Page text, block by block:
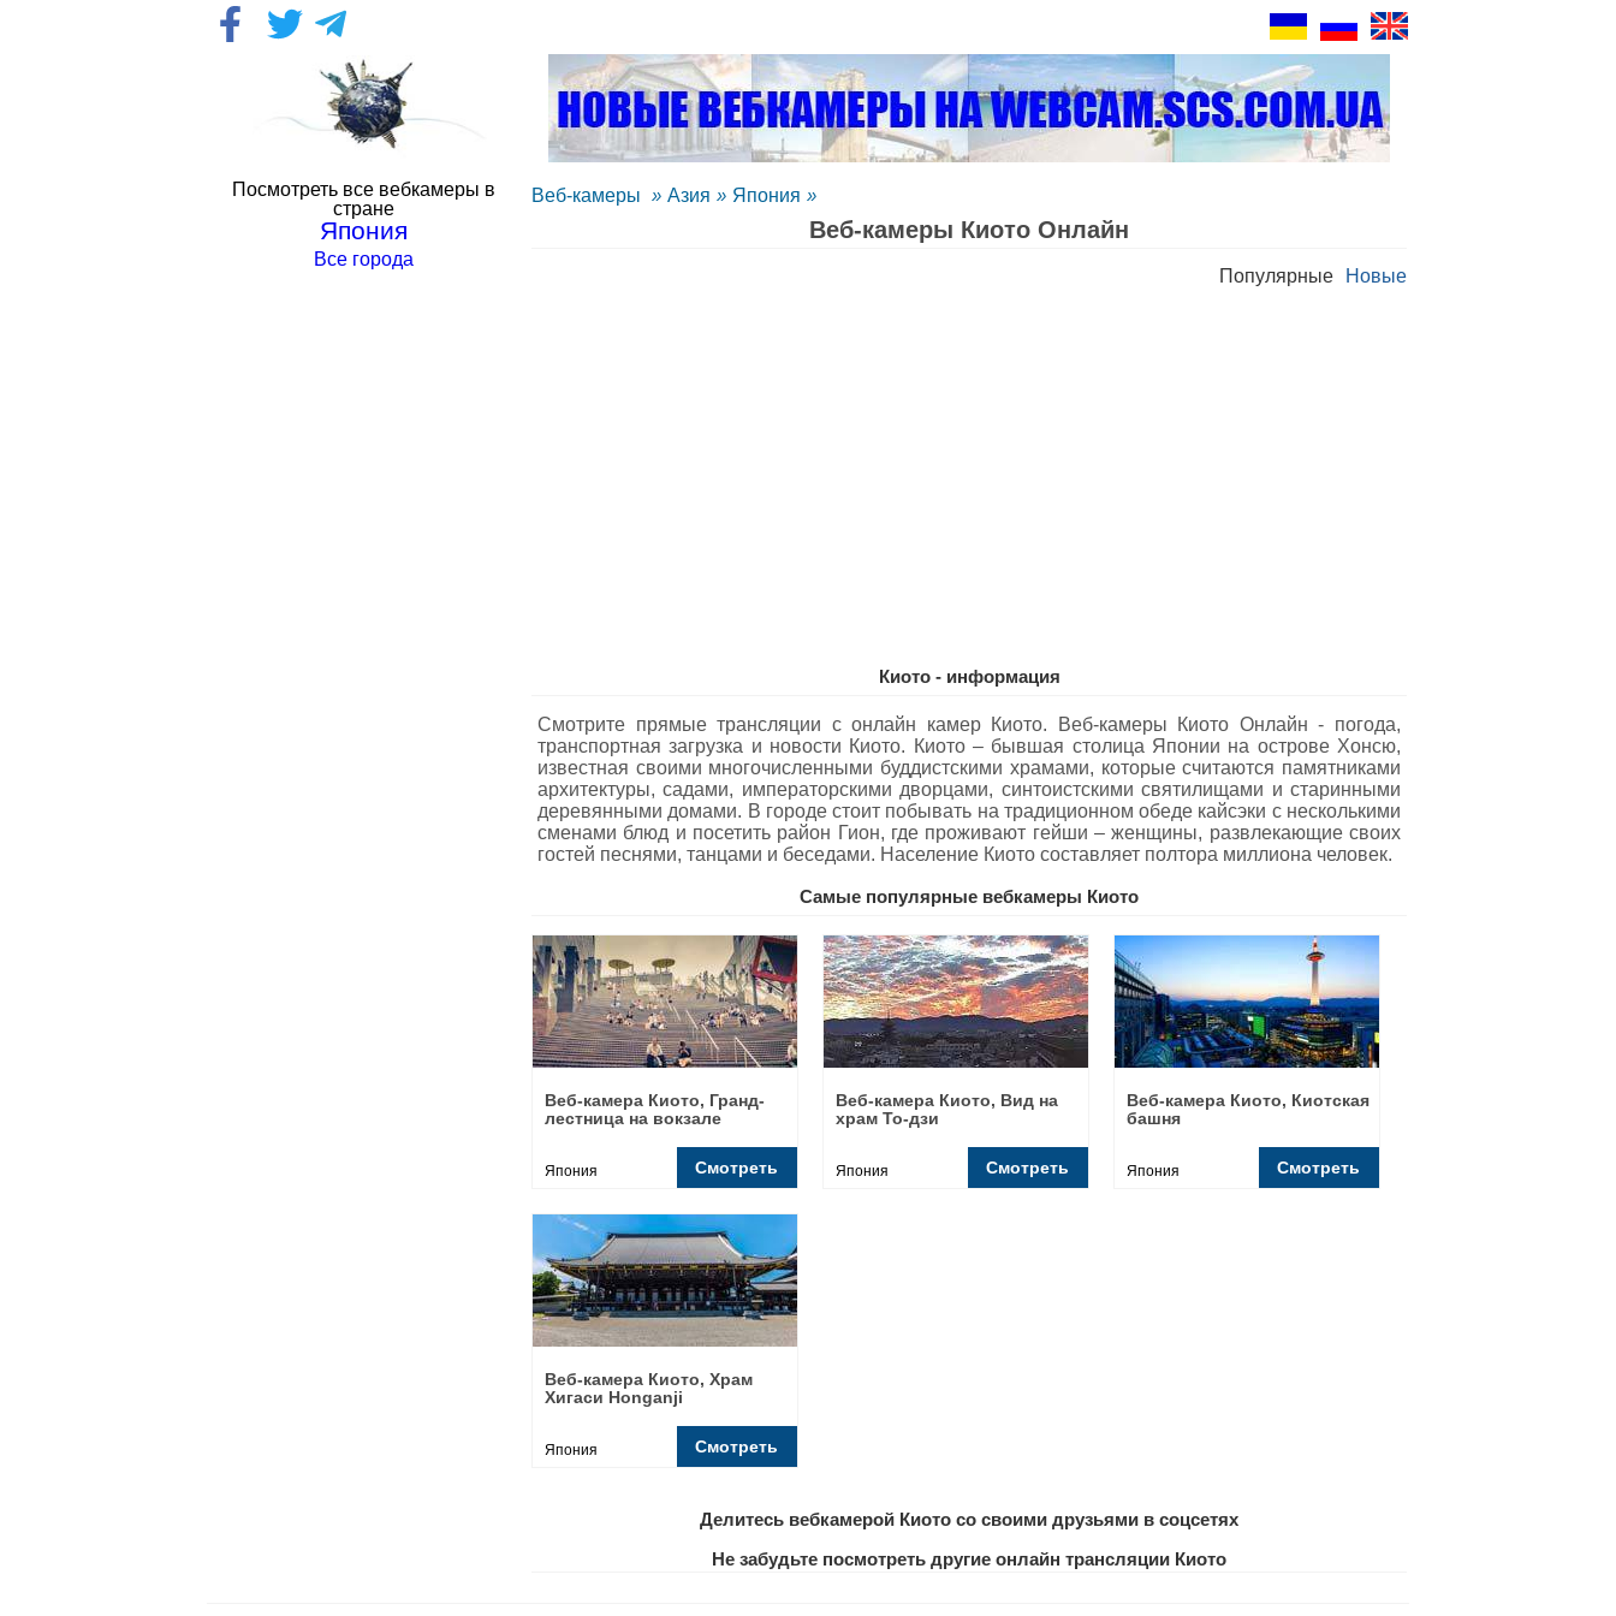
Посмотреть все вебкамеры в
стране
Япония
Все города
Веб-камеры » Азия » Япония »
Веб-камеры Киото Oнлайн
Новые
Популярные
Киото - информация
Смотрите прямые трансляции с онлайн камер Киото. Веб-камеры Киото Oнлайн - погода,
транспортная загрузка и новости Киото. Киото – бывшая столица Японии на острове Хонсю,
известная своими многочисленными буддистскими храмами, которые считаются памятниками
архитектуры, садами, императорскими дворцами, синтоистскими святилищами и старинными
деревянными домами. В городе стоит побывать на традиционном обеде кайсэки с несколькими
сменами блюд и посетить район Гион, где проживают гейши – женщины, развлекающие своих
гостей песнями, танцами и беседами. Население Киото составляет полтора миллиона человек.
Самые популярные вебкамеры Киото
Веб-камера Киото, Гранд-
лестница на вокзале
Япония Смотреть
Веб-камера Киото, Вид на
храм То-дзи
Япония Смотреть
Веб-камера Киото, Киотская
башня
Япония Смотреть
Веб-камера Киото, Храм
Хигаси Honganji
Япония Смотреть
Делитесь вебкамерой Киото со своими друзьями в соцсетях
Не забудьте посмотреть другие онлайн трансляции Киото